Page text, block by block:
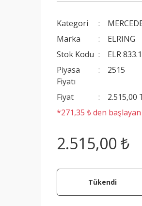
Kategori
Marka
ELRING
Stok Kodu
ELR
Piyasa
Fiyatı
2515
Fiyat
2.515,00
*271,35 ₺ den
2.515,00 ₺
Tükendi